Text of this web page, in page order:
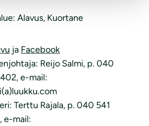
Alavus, Kuortane
ja Facebook
Reijo Salmi, p. 040
e-mail:
Terttu Rajala, p. 040 541
e-mail: